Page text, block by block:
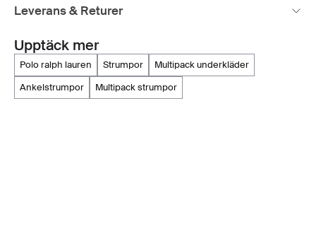
Leverans & Returer
Upptäck mer
polo ralph lauren strumpor
multipack underkläder
ankelstrumpor
multipack strumpor